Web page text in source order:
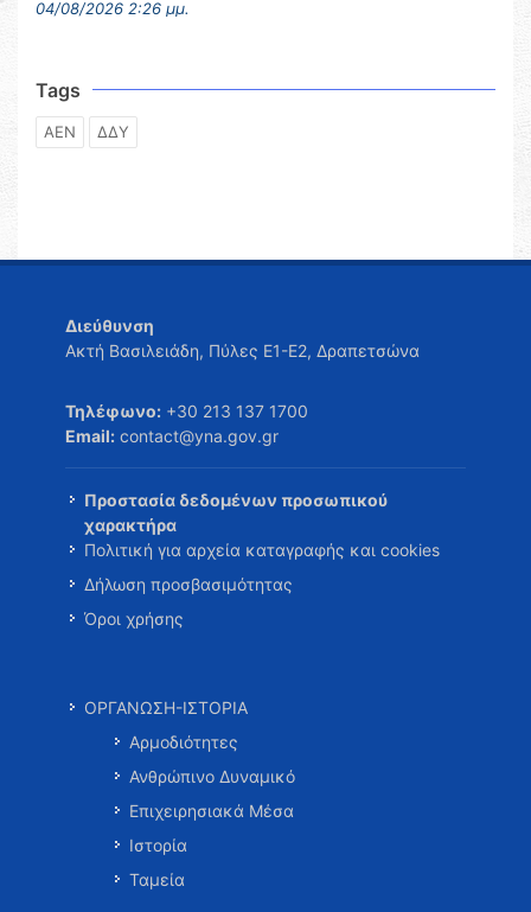
04/08/2026 2:26 μμ.
Tags
ΑΕΝ ΔΔΥ
Διεύθυνση
Ακτή Βασιλειάδη, Πύλες Ε1-Ε2, Δραπετσώνα
Τηλέφωνο: +30 213 137 1700
Email: contact@yna.gov.gr
Προστασία δεδομένων προσωπικού
χαρακτήρα
Πολιτική για αρχεία καταγραφής και cookies
Δήλωση προσβασιμότητας
Όροι χρήσης
ΟΡΓΑΝΩΣΗ-ΙΣΤΟΡΙΑ
Αρμοδιότητες
Ανθρώπινο Δυναμικό
Επιχειρησιακά Μέσα
Ιστορία
Ταμεία